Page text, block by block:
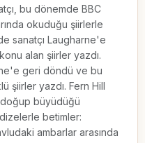
bu dönemde BBC
okuduğu şiirlerle
sanatçı Laugharne'e
alan şiirler yazdı.
geri döndü ve bu
şiirler yazdı. Fern Hill
doğup büyüdüğü
betimler:
ambarlar arasında